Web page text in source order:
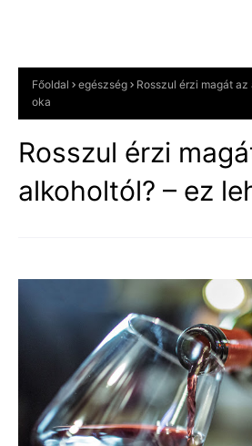
Főoldal egészség
Rosszul érzi magát
oka
Rosszul érzi
alkoholtól? – ez